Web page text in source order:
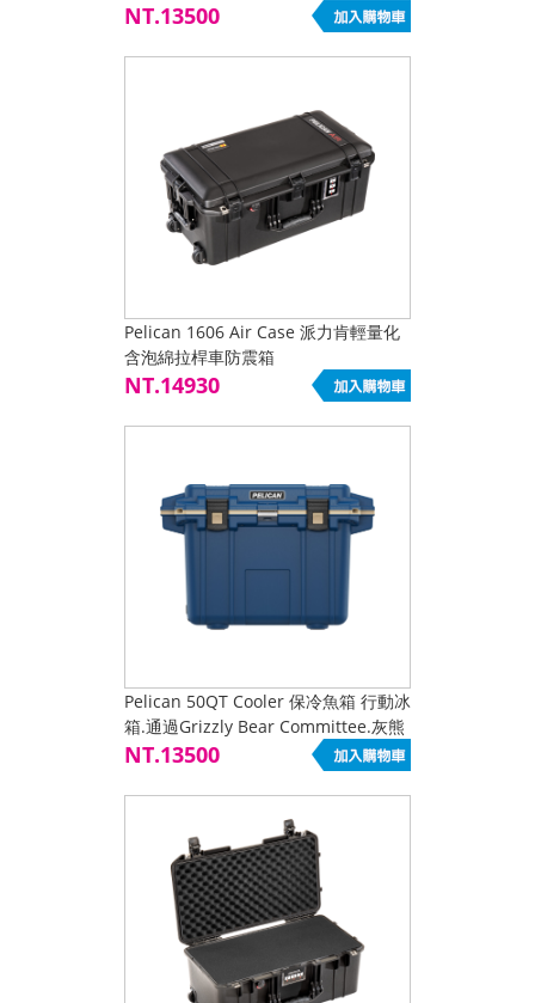
委員會認證 白色
NT.13500
Pelican 1606 Air Case 派力肯輕量化
含泡綿拉桿車防震箱
NT.14930
Pelican 50QT Cooler 保冷魚箱 行動冰
箱.通過Grizzly Bear Committee.灰熊
委員會認證 Blue
NT.13500